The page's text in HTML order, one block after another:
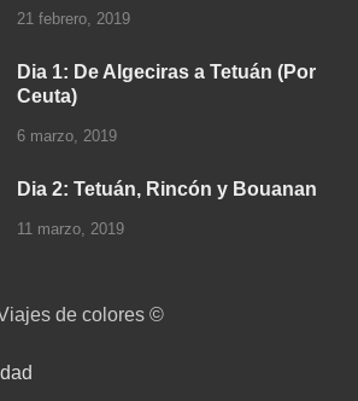
21 febrero, 2019
Dia 1: De Algeciras a Tetuán (Por
Ceuta)
6 marzo, 2019
Dia 2: Tetuán, Rincón y Bouanan
11 marzo, 2019
de colores ©